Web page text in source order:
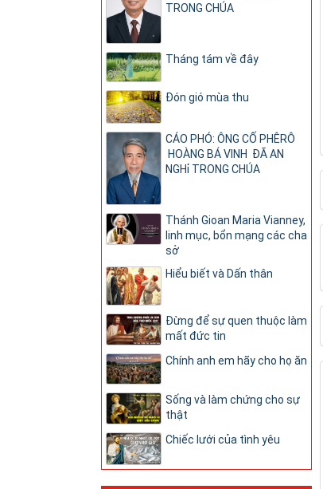
TRONG CHÚA
Tháng tám về đây
Đón gió mùa thu
CÁO PHÓ: ÔNG CỐ PHÊRÔ
HOÀNG BÁ VINH ĐÃ AN
NGHỉ TRONG CHÚA
Thánh Gioan Maria Vianney,
linh mục, bổn mạng các cha
sở
Hiểu biết và Dấn thân
Đừng để sự quen thuộc làm
mất đức tin
Chính anh em hãy cho họ ăn
Sống và làm chứng cho sự
thật
Chiếc lưới của tình yêu